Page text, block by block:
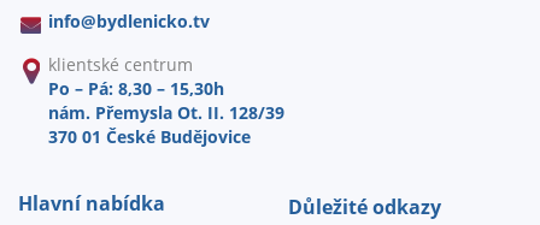
info@bydlenicko.tv
klientské centrum
Po – Pá: 8,30 – 15,30h
nám. Přemysla Ot. II. 128/39
370 01 České Budějovice
Hlavní nabídka Důležité odkazy